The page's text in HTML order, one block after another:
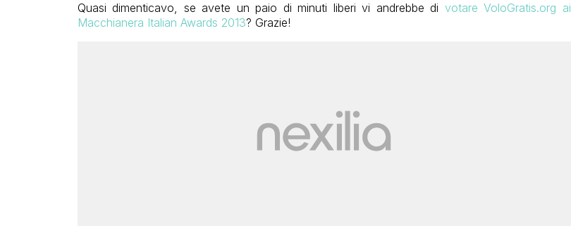
Quasi dimenticavo, se avete un paio di minuti liberi vi andrebbe di votare VoloGratis.org ai
Macchianera Italian Awards 2013? Grazie!